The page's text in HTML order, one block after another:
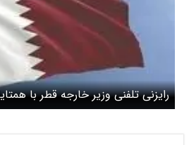
رایزنی تلفنی وزیر خارجه قطر با
درباره تحولات منطقه